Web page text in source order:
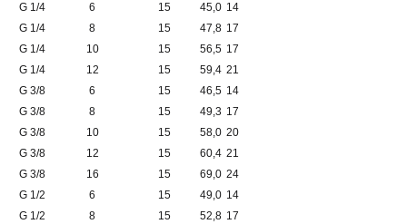
G 1/4
6 15 45,0 14
G 1/4
8 15 47,8 17
G 1/4
10 15 56,5 17
G 1/4
12 15 59,4 21
G 3/8
6 15 46,5 14
G 3/8
8 15 49,3 17
G 3/8
10 15 58,0 20
G 3/8
12 15 60,4 21
G 3/8
16 15 69,0 24
G 1/2
6 15 49,0 14
G 1/2
8 15 52,8 17